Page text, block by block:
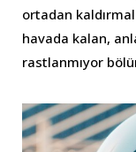
ortadan
havada kalan,
rastlanmıyor